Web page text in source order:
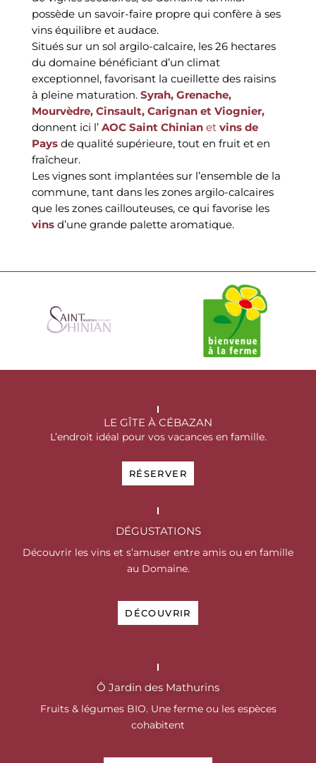
possède un savoir-faire propre qui confère à ses
vins équilibre et audace.
Situés sur un sol argilo-calcaire, les 26 hectares
du domaine bénéficiant d’un climat
exceptionnel, favorisant la cueillette des raisins
à pleine maturation. Syrah, Grenache,
Mourvèdre, Cinsault, Carignan et Viognier,
donnent ici l’ AOC Saint Chinian et vins de
Pays de qualité supérieure, tout en fruit et en
fraîcheur.
Les vignes sont implantées sur l’ensemble de la
commune, tant dans les zones argilo-calcaires
que les zones caillouteuses, ce qui favorise les
vins d’une grande palette aromatique.
LE GÎTE À CÉBAZAN
L’endroit idéal pour vos vacances en famille.
RÉSERVER
DÉGUSTATIONS
Découvrir les vins et s’amuser entre amis ou en famille
au Domaine.
DÉCOUVRIR
Ô Jardin des Mathurins
Fruits & légumes BIO. Une ferme ou les espèces
cohabitent